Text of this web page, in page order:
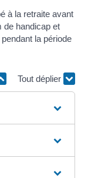
à la retraite avant
de handicap et
la période
Tout déplier